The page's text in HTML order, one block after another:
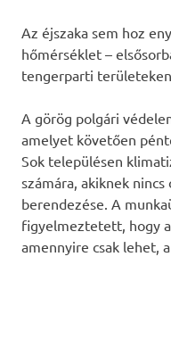
Az éjszaka sem hoz
hőmérséklet –
tengerparti
A görög polgári
amelyet követően
Sok településen
számára, akiknek
berendezése. A
figyelmeztetett, hogy
amennyire csak lehet,